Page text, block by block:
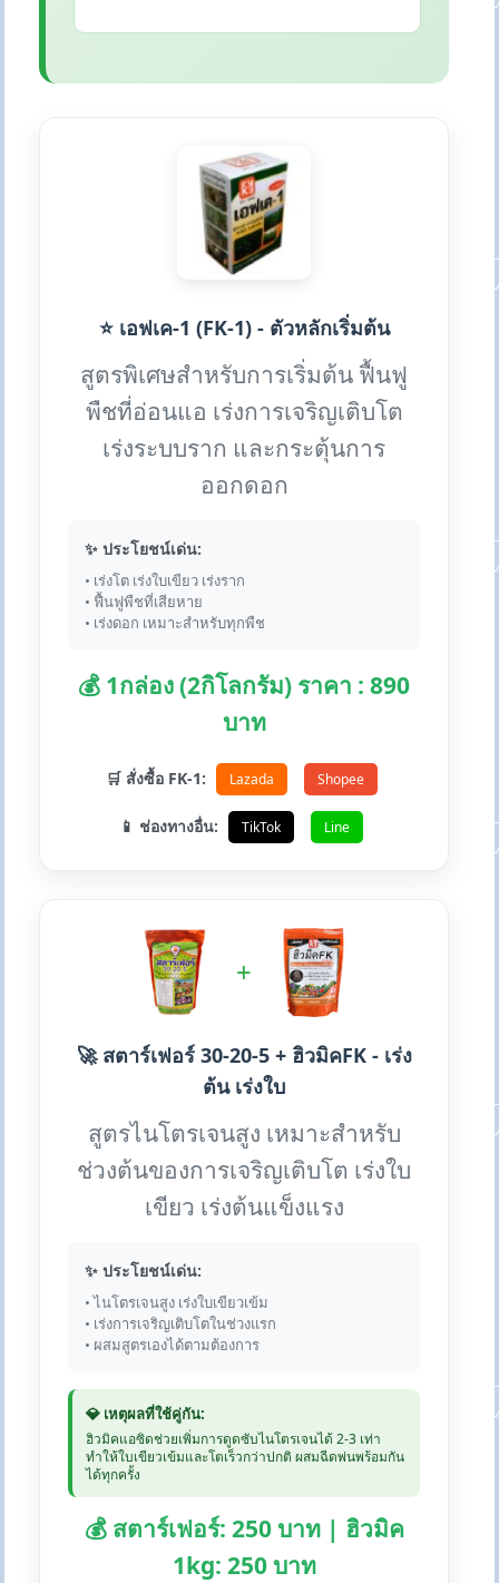
⭐ เอฟเค-1 (FK-1) - ตัวหลักเริ่มต้น
สูตรพิเศษสำหรับการเริ่มต้น ฟื้นฟู
พืชที่อ่อนแอ เร่งการเจริญเติบโต
เร่งระบบราก และกระตุ้นการ
ออกดอก
✨ ประโยชน์เด่น:
• เร่งโต เร่งใบเขียว เร่งราก
• ฟื้นฟูพืชที่เสียหาย
• เร่งดอก เหมาะสำหรับทุกพืช
💰 1กล่อง (2กิโลกรัม) ราคา : 890
บาท
🛒 สั่งซื้อ FK-1: Lazada Shopee
📱 ช่องทางอื่น: TikTok Line
+
🚀 สตาร์เฟอร์ 30-20-5 + ฮิวมิคFK - เร่ง
ต้น เร่งใบ
สูตรไนโตรเจนสูง เหมาะสำหรับ
ช่วงต้นของการเจริญเติบโต เร่งใบ
เขียว เร่งต้นแข็งแรง
✨ ประโยชน์เด่น:
• ไนโตรเจนสูง เร่งใบเขียวเข้ม
• เร่งการเจริญเติบโตในช่วงแรก
• ผสมสูตรเองได้ตามต้องการ
💎 เหตุผลที่ใช้คู่กัน:
ฮิวมิคแอซิดช่วยเพิ่มการดูดซับไนโตรเจนได้ 2-3 เท่า
ทำให้ใบเขียวเข้มและโตเร็วกว่าปกติ ผสมฉีดพ่นพร้อมกัน
ได้ทุกครั้ง
💰 สตาร์เฟอร์: 250 บาท | ฮิวมิค
1kg: 250 บาท